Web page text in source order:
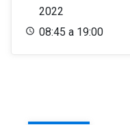
2022
08:45 a 19:00